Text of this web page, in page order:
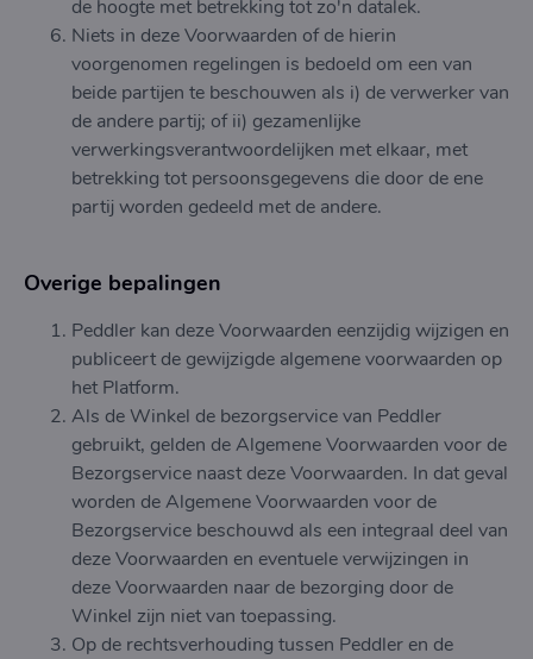
de hoogte met betrekking tot zo'n datalek.
Niets in deze Voorwaarden of de hierin
voorgenomen regelingen is bedoeld om een van
beide partijen te beschouwen als i) de verwerker van
de andere partij; of ii) gezamenlijke
verwerkingsverantwoordelijken met elkaar, met
betrekking tot persoonsgegevens die door de ene
partij worden gedeeld met de andere.
Overige bepalingen
Peddler kan deze Voorwaarden eenzijdig wijzigen en
publiceert de gewijzigde algemene voorwaarden op
het Platform.
Als de Winkel de bezorgservice van Peddler
gebruikt, gelden de Algemene Voorwaarden voor de
Bezorgservice naast deze Voorwaarden. In dat geval
worden de Algemene Voorwaarden voor de
Bezorgservice beschouwd als een integraal deel van
deze Voorwaarden en eventuele verwijzingen in
deze Voorwaarden naar de bezorging door de
Winkel zijn niet van toepassing.
Op de rechtsverhouding tussen Peddler en de